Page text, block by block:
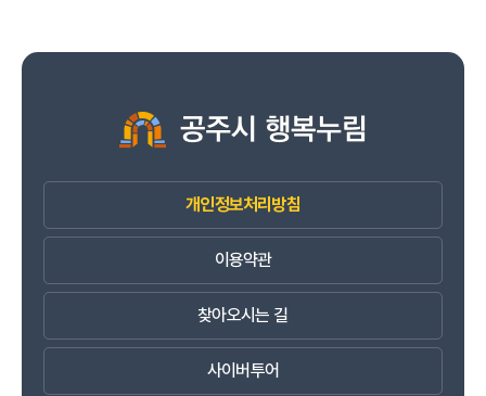
개인정보처리방침
이용약관
찾아오시는 길
사이버투어